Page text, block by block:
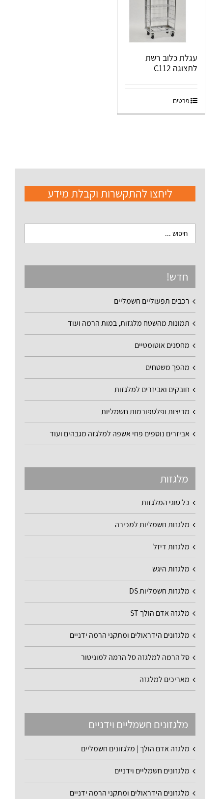
עגלת כלוב רשת
לתצוגה C112
פרטים
ליחצו להתקשרות וקבלת מידע
חדש!
רכבים תפעוליים חשמליים
תמונות מהשטח מלגזות, במות הרמה ועוד
מחסנים אוטומטיים
מהפך משטחים
חובקים ואביזרים למלגזות
מריצות ופלטפורמות חשמליות
אביזרים נוספים פחי אשפה למלגזה מגבהים ועוד
מלגזות
כל סוגי המלגזות
מלגזות חשמליות למכירה
מלגזות דיזל
מלגזות היגש
מלגזות חשמליות DS
מלגזה אדם הולך ST
מלגזונים הידראולים ומתקני הרמה ידניים
סל הרמה למלגזה סל הרמה למוניטור
מאריכים למלגזה
מלגזונים חשמליים וידניים
מלגזה אדם הולך | מלגזונים חשמליים
מלגזונים חשמליים וידניים
מלגזונים הידראולים ומתקני הרמה ידניים